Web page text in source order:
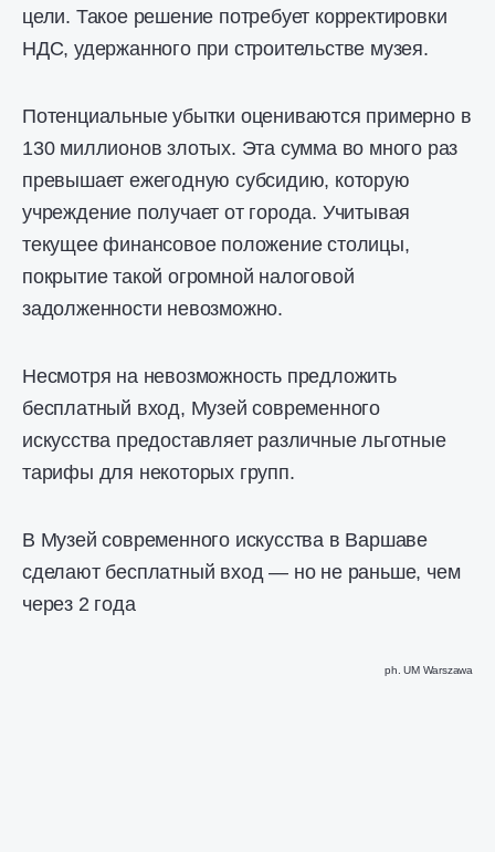
цели. Такое решение потребует корректировки
НДС, удержанного при строительстве музея.
Потенциальные убытки оцениваются примерно в
130 миллионов злотых. Эта сумма во много раз
превышает ежегодную субсидию, которую
учреждение получает от города. Учитывая
текущее финансовое положение столицы,
покрытие такой огромной налоговой
задолженности невозможно.
Несмотря на невозможность предложить
бесплатный вход, Музей современного
искусства предоставляет различные льготные
тарифы для некоторых групп.
В Музей современного искусства в Варшаве
сделают бесплатный вход — но не раньше, чем
через 2 года
ph. UM Warszawa